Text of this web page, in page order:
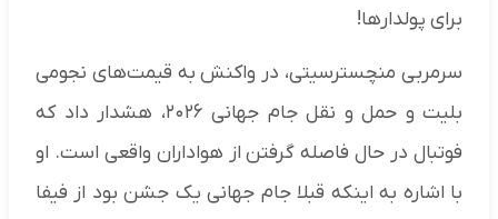
برای پولدارها!
سرمربی منچسترسیتی، در واکنش به قیمت‌های نجومی
بلیت و حمل و نقل جام جهانی ۲۰۲۶، هشدار داد که
فوتبال در حال فاصله گرفتن از هواداران واقعی است. او
با اشاره به اینکه قبلا جام جهانی یک جشن بود از فیفا